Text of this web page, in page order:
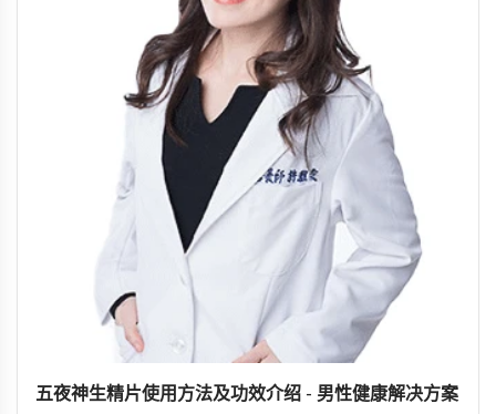
五夜神生精片使用方法及功效介绍 - 男性健康解决方案